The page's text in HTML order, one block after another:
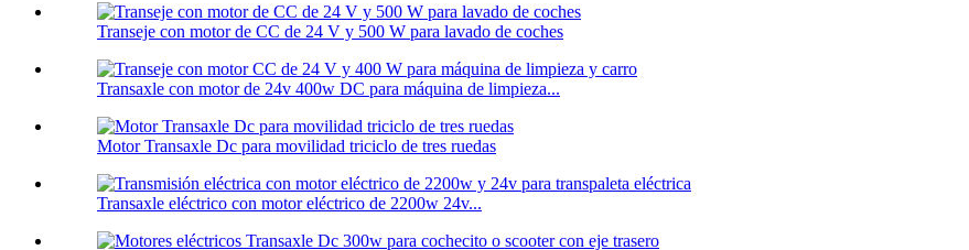
Transeje con motor de CC de 24 V y 500 W para lavado de coches
Transaxle con motor de 24v 400w DC para máquina de limpieza...
Motor Transaxle Dc para movilidad triciclo de tres ruedas
Transaxle eléctrico con motor eléctrico de 2200w 24v...